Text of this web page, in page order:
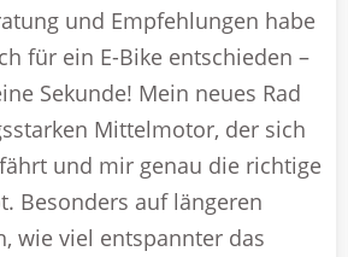
und Empfehlungen habe
für ein E-Bike entschieden –
Sekunde! Mein neues Rad
Mittelmotor, der sich
und mir genau die richtige
Besonders auf längeren
wie viel entspannter das